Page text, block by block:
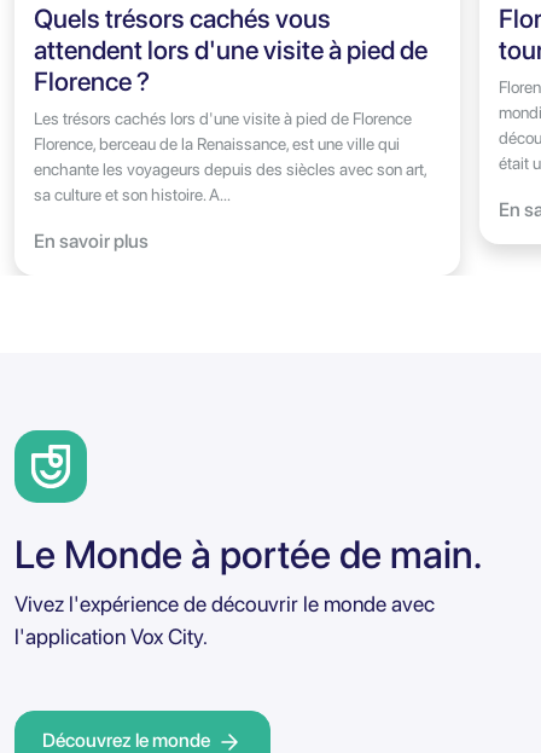
Quels trésors cachés vous
attendent lors d'une visite à pied de
Florence ?
Les trésors cachés lors d'une visite à pied de Florence
Florence, berceau de la Renaissance, est une ville qui
enchante les voyageurs depuis des siècles avec son art,
sa culture et son histoire. A...
En savoir plus
était
En
Le Monde à portée de main.
Vivez l'expérience de découvrir le monde avec
l'application Vox City.
Découvrez le monde